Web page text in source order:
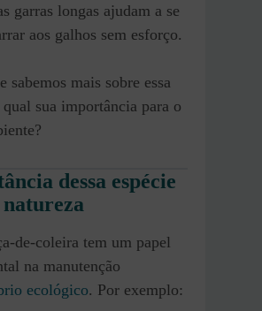
garras longas ajudam a se
aos galhos sem esforço.
sabemos mais sobre essa
sua importância para o
dessa espécie
de-coleira tem um papel
na manutenção
ecológico. Por exemplo: